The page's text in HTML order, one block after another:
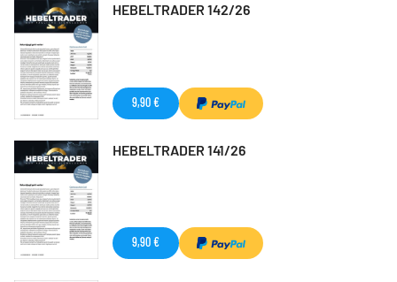
HEBELTRADER 142/26
9,90 €
HEBELTRADER 141/26
9,90 €